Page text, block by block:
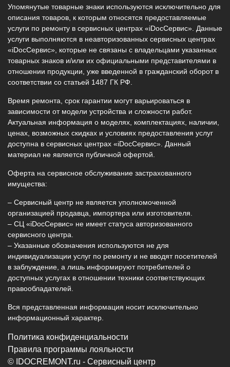
Упомянутые товарные знаки используются исключительно для
описания товаров, к которым относятся предоставляемые
услуги по ремонту в сервисных центрах «iDocСервис». Данные
услуги выполняются в неавторизованных сервисных центрах
«iDocСервис», которые не связаны с владельцами указанных
товарных знаков и/или их официальными представителями в
отношении продукции, уже введенной в гражданский оборот в
соответствии со статьей 1487 ГК РФ.
Время ремонта, срок гарантии могут варьироваться в
зависимости от модели устройства и сложности работ.
Актуальная информация о моделях, комплектациях, наличии,
ценах, возможных скидках и условиях предоставления услуг
доступна в сервисных центрах «iDocСервис». Данный
материал не является публичной офертой.
Оферта на сервисное обслуживание застрахованного
имущества:
– Сервисный центр не является уполномоченной
организацией продавца, импортера или изготовителя.
– СЦ «iDocСервис» не имеет статуса авторизованного
сервисного центра.
– Указанные обозначения используются не для
индивидуализации услуг по ремонту и не вводят посетителей
в заблуждение, а лишь информируют потребителей о
доступных услугах в отношении техники соответствующих
правообладателей.
Вся представленная информация носит исключительно
информационный характер.
Политика конфиденциальности
Правила программы лояльности
© IDOCREMONT.ru - Сервисный центр